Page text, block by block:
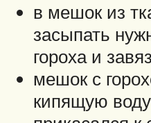
в мешок из
засыпать
гороха и
мешок с
кипящую